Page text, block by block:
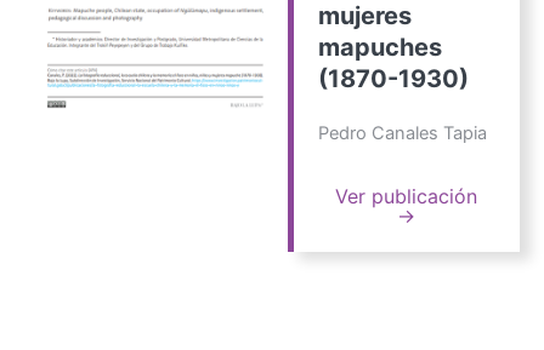
mujeres
mapuches
(1870-1930)
Pedro Canales Tapia
Ver publicación
→